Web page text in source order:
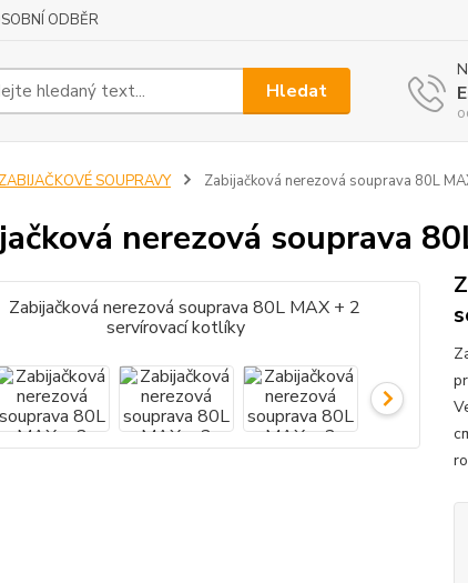
ODBĚR
Hledat
ZABIJAČKOVÉ SOUPRAVY Zabijačková nerezová souprava 80L
nerezová souprava